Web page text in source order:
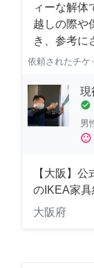
ィーな解体
越しの際や
き、参考に
依頼されたチケ
現
check_circle
男
sentiment_satisfied
【大阪】
のIKEA家
大阪府